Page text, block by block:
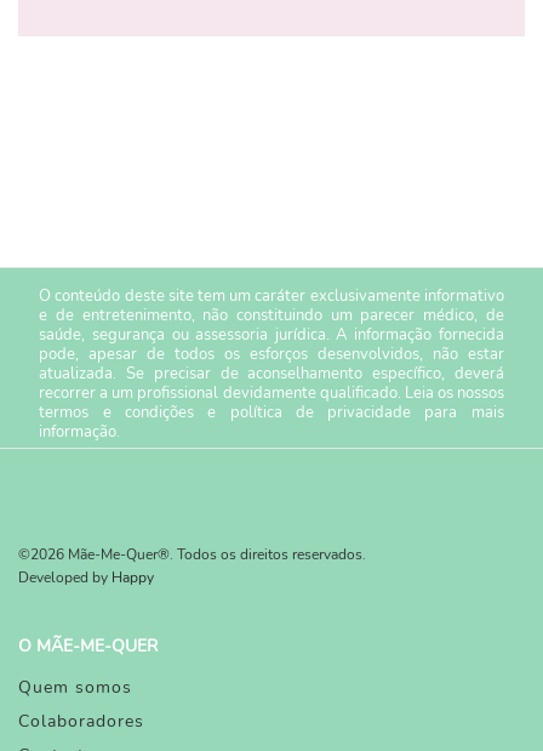
O conteúdo deste site tem um caráter exclusivamente informativo
e de entretenimento, não constituindo um parecer médico, de
saúde, segurança ou assessoria jurídica. A informação fornecida
pode, apesar de todos os esforços desenvolvidos, não estar
atualizada. Se precisar de aconselhamento específico, deverá
recorrer a um profissional devidamente qualificado. Leia os nossos
termos e condiçõese política de privacidade para mais
informação.
©2026 Mãe-Me-Quer®. Todos os direitos reservados.
Developed by Happy
O MÃE-ME-QUER
Quem somos
Colaboradores